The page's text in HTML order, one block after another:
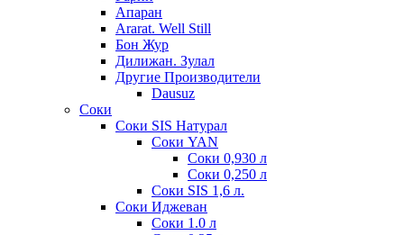
Апаран
Ararat. Well Still
Бон Жур
Дилижан. Зулал
Другие Производители
Dausuz
Соки
Соки SIS Натурал
Соки YAN
Соки 0,930 л
Соки 0,250 л
Соки SIS 1,6 л.
Соки Иджеван
Соки 1.0 л